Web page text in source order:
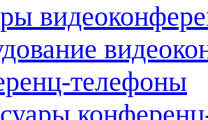
телефоны